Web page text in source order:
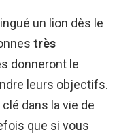
un lion dès le
très
donneront le
leurs objectifs.
dans la vie de
que si vous